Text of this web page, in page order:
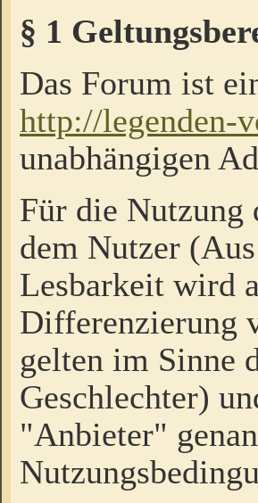
§ 1
Das Forum ist
http://legenden-
unabhängigen
Für die Nutzung
dem Nutzer
Lesbarkeit wird
Differenzierung
gelten im Sinne
Geschlechter)
"Anbieter"